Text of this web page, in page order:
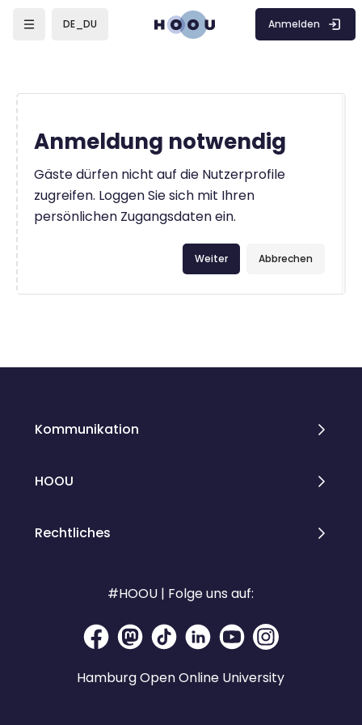
DE_DU Anmelden
Anmeldung notwendig
Gäste dürfen nicht auf die Nutzerprofile
zugreifen. Loggen Sie sich mit Ihren
persönlichen Zugangsdaten ein.
Abbrechen
Weiter
Kommunikation
HOOU
Rechtliches
#HOOU | Folge uns auf:
Hamburg Open Online University